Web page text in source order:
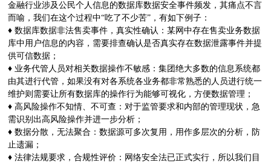
金融行业涉及公民个人信息的数据库数据安全事件频发，其痛点不言
而喻，我们在这个过程中“吃了不少苦”，有如下例子：
♦ 数据库数据非法售卖事件，真实性确认：某网中存在售卖业务数据
库中用户信息的内容，需要排查确认是否真实存在数据泄露事件并提
供可信数据；
♦ 业务代管人员对相关数据操作不敏感：集团绝大多数的信息系统都
由其进行代管，如果没有对各系统各业务都非常熟悉的人员进行统一
维护则需要让所有数据库的操作行为能够可视化，方便数据管理；
♦ 高风险操作不知情、不可查：对于监管要求和内部的管理现状，急
需识别出高风险操作并进一步分析；
♦ 数据分散，无法聚合：数据源可多次复用，用作多层次的分析，防
止遗漏；
♦ 法律法规要求，合规性评价：网络安全法已正式实行，所以我们目